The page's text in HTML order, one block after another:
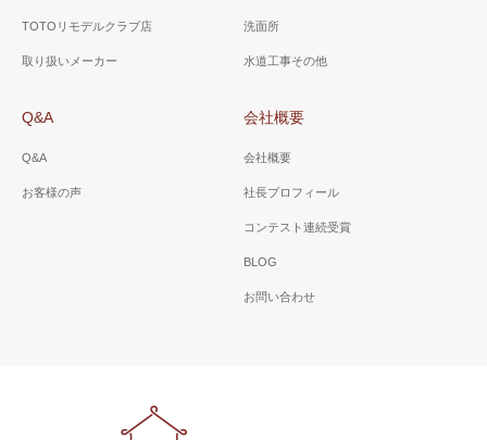
TOTOリモデルクラブ店
取り扱いメーカー
洗面所
水道工事その他
Q&A
Q&A
お客様の声
会社概要
会社概要
社長プロフィール
コンテスト連続受賞
BLOG
お問い合わせ